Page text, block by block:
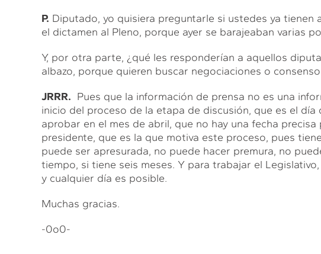
P. Diputado, yo quisiera preguntarle si ustedes ya tienen
el dictamen al Pleno, porque ayer se barajeaban varias
Y, por otra parte, ¿qué les responderían a aquellos
albazo, porque quieren buscar negociaciones o
JRRR. Pues que la información de prensa no es una
inicio del proceso de la etapa de discusión, que es el
aprobar en el mes de abril, que no hay una fecha
presidente, que es la que motiva este proceso, pues
puede ser apresurada, no puede hacer premura, no
tiempo, si tiene seis meses. Y para trabajar el
y cualquier día es posible.
Muchas gracias.
-0o0-